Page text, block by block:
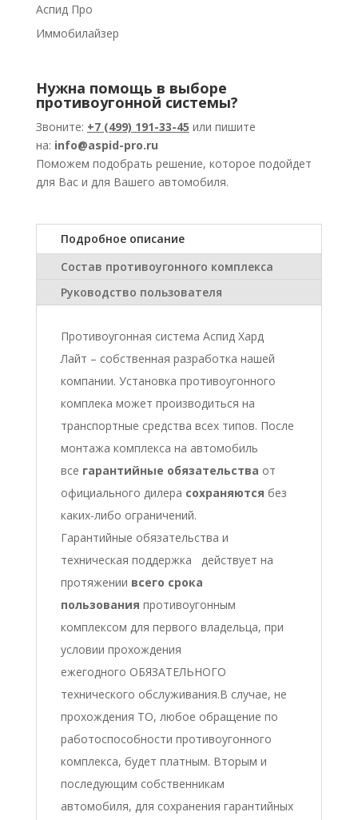
Аспид Про
Иммобилайзер
Нужна помощь в выборе
противоугонной системы?
Звоните: +7 (499) 191-33-45 или пишите
на: info@aspid-pro.ru
Поможем подобрать решение, которое подойдет
для Вас и для Вашего автомобиля.
Подробное описание
Состав противоугонного комплекса
Руководство пользователя
Противоугонная система Аспид Хард
Лайт – собственная разработка нашей
компании. Установка противоугонного
комплека может производиться на
транспортные средства всех типов. После
монтажа комплекса на автомобиль
все гарантийные обязательства от
официального дилера сохраняются без
каких-либо ограничений.
Гарантийные обязательства и
техническая поддержка действует на
протяжении всего срока
пользования противоугонным
комплексом для первого владельца, при
условии прохождения
ежегодного ОБЯЗАТЕЛЬНОГО
технического обслуживания.В случае, не
прохождения ТО, любое обращение по
работоспособности противоугонного
комплекса, будет платным. Вторым и
последующим собственникам
автомобиля, для сохранения гарантийных